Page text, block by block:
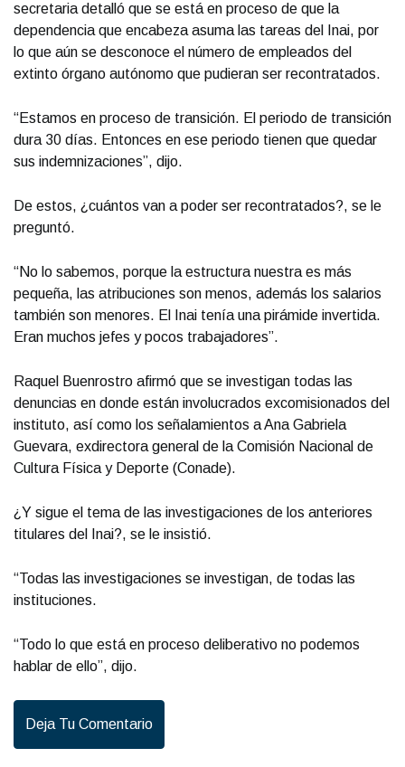
secretaria detalló que se está en proceso de que la
dependencia que encabeza asuma las tareas del Inai, por
lo que aún se desconoce el número de empleados del
extinto órgano autónomo que pudieran ser recontratados.
“Estamos en proceso de transición. El periodo de transición
dura 30 días. Entonces en ese periodo tienen que quedar
sus indemnizaciones”, dijo.
De estos, ¿cuántos van a poder ser recontratados?, se le
preguntó.
“No lo sabemos, porque la estructura nuestra es más
pequeña, las atribuciones son menos, además los salarios
también son menores. El Inai tenía una pirámide invertida.
Eran muchos jefes y pocos trabajadores”.
Raquel Buenrostro afirmó que se investigan todas las
denuncias en donde están involucrados excomisionados del
instituto, así como los señalamientos a Ana Gabriela
Guevara, exdirectora general de la Comisión Nacional de
Cultura Física y Deporte (Conade).
¿Y sigue el tema de las investigaciones de los anteriores
titulares del Inai?, se le insistió.
“Todas las investigaciones se investigan, de todas las
instituciones.
“Todo lo que está en proceso deliberativo no podemos
hablar de ello”, dijo.
Deja Tu Comentario